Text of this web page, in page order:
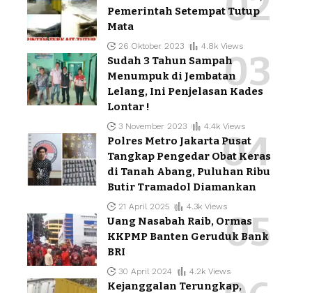
Pemerintah Setempat Tutup
Mata
26 Oktober 2023 4.8k Views
Sudah 3 Tahun Sampah
Menumpuk di Jembatan
Lelang, Ini Penjelasan Kades
Lontar !
3 November 2023 4.4k Views
Polres Metro Jakarta Pusat
Tangkap Pengedar Obat Keras
di Tanah Abang, Puluhan Ribu
Butir Tramadol Diamankan
21 April 2025 4.3k Views
Uang Nasabah Raib, Ormas
KKPMP Banten Geruduk Bank
BRI
30 April 2024 4.2k Views
Kejanggalan Terungkap,